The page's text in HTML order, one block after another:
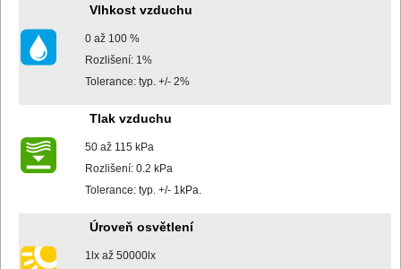
Vlhkost vzduchu
0 až 100 %
Rozlišení: 1%
Tolerance: typ. +/- 2%
Tlak vzduchu
50 až 115 kPa
Rozlišení: 0.2 kPa
Tolerance: typ. +/- 1kPa.
Úroveň osvětlení
1lx až 50000lx